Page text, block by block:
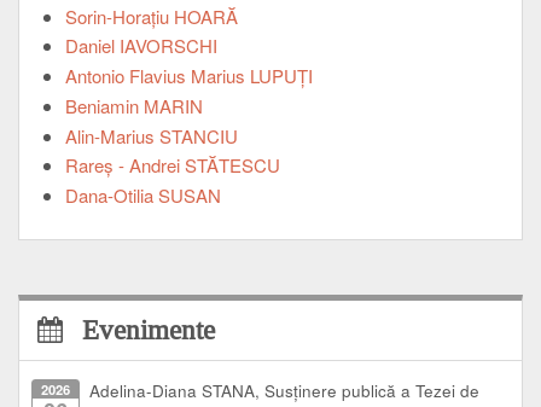
Sorin-Horațiu HOARĂ
Daniel IAVORSCHI
Antonio Flavius Marius LUPUȚI
Beniamin MARIN
Alin-Marius STANCIU
Rareș - Andrei STĂTESCU
Dana-Otilia SUSAN
Evenimente
2026
Adelina-Diana STANA, Susținere publică a Tezei de